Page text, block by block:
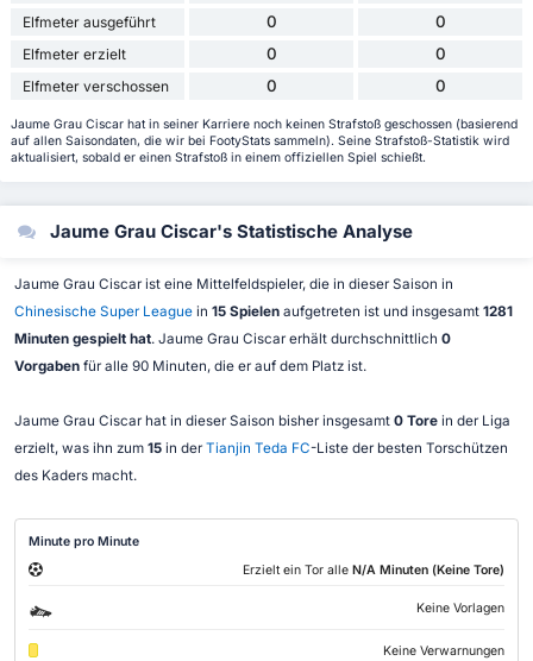
Elfmeter ausgeführt 0 0
Elfmeter erzielt 0 0
Elfmeter verschossen 0 0
Jaume Grau Ciscar hat in seiner Karriere noch keinen Strafstoß geschossen (basierend
auf allen Saisondaten, die wir bei FootyStats sammeln). Seine Strafstoß-Statistik wird
aktualisiert, sobald er einen Strafstoß in einem offiziellen Spiel schießt.
Jaume Grau Ciscar's Statistische Analyse
Jaume Grau Ciscar ist eine Mittelfeldspieler, die in dieser Saison in
Chinesische Super Leaguein 15 Spielenaufgetreten ist und insgesamt 1281
Minuten gespielt hat. Jaume Grau Ciscar erhält durchschnittlich 0
Vorgabenfür alle 90 Minuten, die er auf dem Platz ist.
Jaume Grau Ciscar hat in dieser Saison bisher insgesamt 0 Torein der Liga
erzielt, was ihn zum 15in der Tianjin Teda FC-Liste der besten Torschützen
des Kaders macht.
Minute pro Minute
Erzielt ein Tor alle N/A Minuten (Keine Tore)
Keine Vorlagen
Keine Verwarnungen